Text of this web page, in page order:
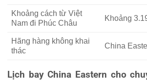
Khoảng cách từ Việt
Nam đi Phúc Châu
Khoảng
Hãng hàng không khai
thác
China
Lịch bay China Eastern cho